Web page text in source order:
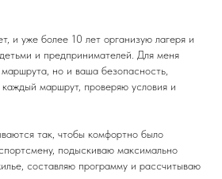
и уже более 10 лет организую лагеря и
и предпринимателей. Для меня
но и ваша безопасность,
маршрут, проверяю условия и
так, чтобы комфортно было
подыскиваю максимально
составляю программу и рассчитываю